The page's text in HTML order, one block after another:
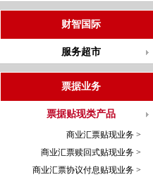
财智国际
服务超市
票据业务
票据贴现类产品
商业汇票贴现业务 >
商业汇票赎回式贴现业务 >
商业汇票协议付息贴现业务 >